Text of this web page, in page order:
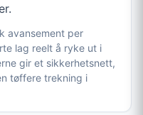
avansement per
lag reelt å ryke ut i
gir et sikkerhetsnett,
tøffere trekning i